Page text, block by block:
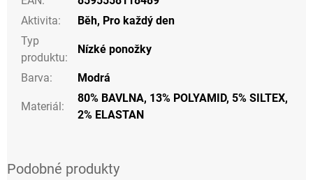
Aktivita: Běh, Pro každý den
Typ
produktu:
Nízké ponožky
Barva: Modrá
Materiál:
80% BAVLNA, 13% POLYAMID, 5% SILTEX,
2% ELASTAN